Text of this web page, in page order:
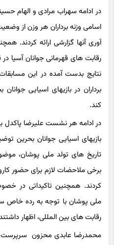
در ادامه سهراب مرادی و الهام
اسامی وزنه برداران هر وزن از
آوری آنها گزارشی ارائه کردند.
رقابت های قهرمانی جوانان آسیا
نتایج بدست آمده در این
برداران در بازیهای اسیایی
کند.
در ادامه هر نشست علیرضا پاکدل
بازیهای اسیایی جوانان بحرین
تاریخ های تولد ملی پوشان،
برخی ملاحضات لازم برای حضور
کردند. همچنین تاکیداتی در
ملی پوشان با توجه به رده خاص
رقابت های بین المللی، اظهار
محمدرضا عابدی محزون سرپرست